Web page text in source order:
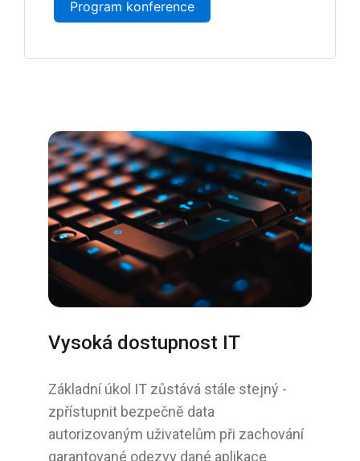
Program konference
Vysoká dostupnost IT
Základní úkol IT zůstává stále stejný -
zpřístupnit bezpečně data
autorizovaným uživatelům při zachování
garantované odezvy dané aplikace